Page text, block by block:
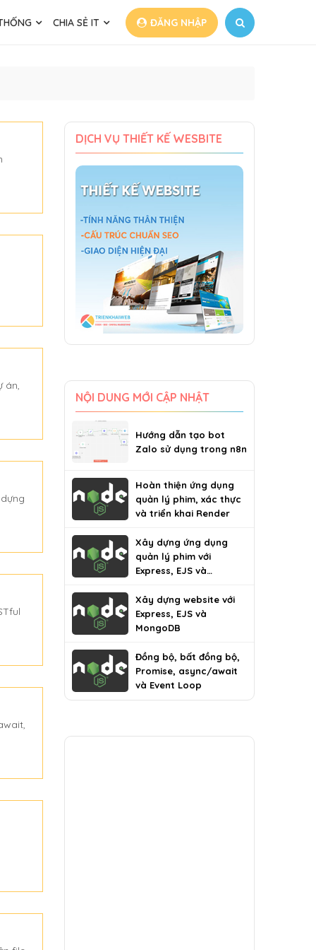
CHIA SẺ IT ĐĂNG NHẬP
án,
DỊCH VỤ THIẾT KẾ WESBITE
NỘI DUNG MỚI CẬP NHẬT
Hướng dẫn tạo bot
Zalo sử dụng trong n8n
Hoàn thiện ứng dụng
quản lý phim, xác thực
và triển khai Render
Xây dựng ứng dụng
quản lý phim với
Express, EJS và
Xây dựng website với
Express, EJS và
MongoDB
Đồng bộ, bất đồng bộ,
Promise, async/await
và Event Loop